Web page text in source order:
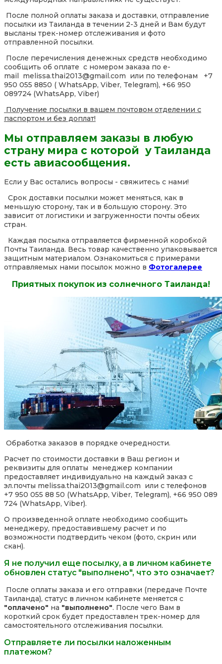
После полной оплаты заказа и доставки, отправление
посылки из Таиланда в течении 2-3 дней и Вам будут
высланы трек-номер отслеживания и фото
отправленной посылки.
После перечисления денежных средств необходимо
сообщить об оплате с номером заказа по e-
mail melissa.thai2013@gmail.com или по телефонам +7
950 055 8850 ( WhatsApp, Viber, Telegram), +66 950
089724 (WhatsApp, Viber)
Получение посылки в вашем почтовом отделении с
паспортом и без доплат!
Мы отправляем заказы в любую
страну мира с которой у Таиланда
есть авиасообщения.
Если у Вас остались вопросы - свяжитесь с нами!
Срок доставки посылки может меняться, как в
меньшую сторону, так и в большую сторону. Это
зависит от логистики и загруженности почты обеих
стран.
Каждая посылка отправляется фирменной коробкой
Почты Таиланда. Весь товар качественно упаковывается
защитным материалом. Ознакомиться с примерами
отправляемых нами посылок можно в Фотогалерее
Приятных покупок из солнечного Таиланда!
Обработка заказов в порядке очередности.
Расчет по стоимости доставки в Ваш регион и
реквизиты для оплаты менеджер компании
предоставляет индивидуально на каждый заказ с
эл.почты melissa.thai2013@gmail.com или с телефонов
+7 950 055 88 50 (WhatsApp, Viber, Telegram), +66 950 089
724 (WhatsApp, Viber).
О произведенной оплате необходимо сообщить
менеджеру, предоставившему расчет и по
возможности подтвердить чеком (фото, скрин или
скан).
Я не получил еще посылку, а в личном кабинете
обновлен статус "выполнено", что это означает?
После оплаты заказа и его отправки (передаче Почте
Таиланда), статус в личном кабинете меняется с
"оплачено" на "выполнено". После чего Вам в
короткий срок будет предоставлен трек-номер для
самостоятельного отслеживания посылки.
Отправляете ли посылки наложенным
платежом?